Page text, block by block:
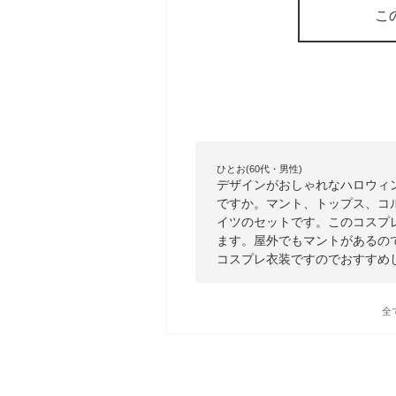
こ
ひとお(60代・男性)
デザインがおしゃれなハロウ
ですか。マント、トップス、
イツのセットです。このコス
ます。屋外でもマントがある
コスプレ衣装ですのでおすすめ
全